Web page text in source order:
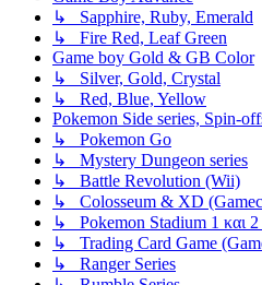
↳ Sapphire, Ruby, Emerald
↳ Fire Red, Leaf Green
Game boy Gold & GB Color
↳ Silver, Gold, Crystal
↳ Red, Blue, Yellow
Pokemon Side series, Spin-
↳ Pokemon Go
↳ Mystery Dungeon series
↳ Battle Revolution (Wii)
↳ Colosseum & XD
↳ Pokemon Stadium 1 και
↳ Trading Card Game
↳ Ranger Series